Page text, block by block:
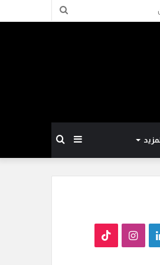
عن
إضافة
عمود
ل
ا